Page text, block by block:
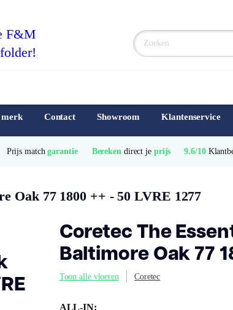
F&M
merk Contact Showroom Klantenservice
Prijs match garantie Bereken direct je prijs 9.6/10
Oak 77 1800 ++ - 50 LVRE 1277
Coretec The
Baltimore Oak 77
Toon alle vloeren Coretec
ALL-IN: